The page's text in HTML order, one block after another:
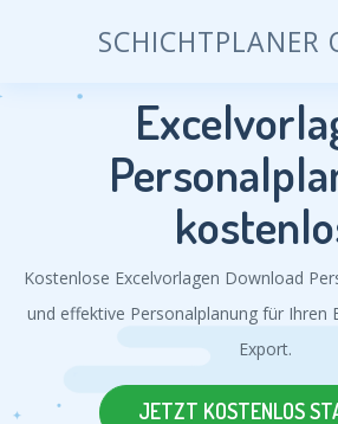
SCHICHTPLANER
Kostenlose Excelvorlagen Download
und effektive Personalplanung für Ihren
Export.
JETZT KOSTENLOS